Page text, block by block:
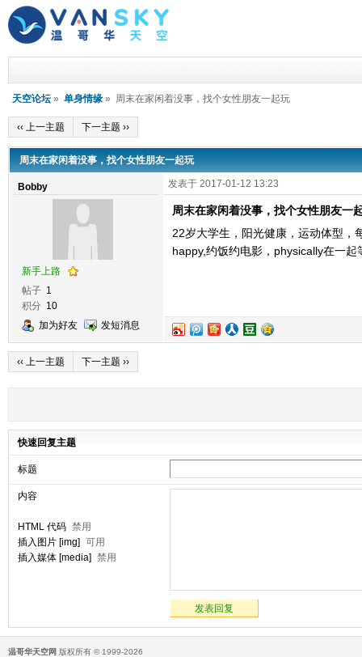
天空论坛 » 单身情缘 » 周末在家闲着没事，找个女性朋友一起玩
‹‹ 上一主题 下一主题 ››
周末在家闲着没事，找个女性朋友一起玩
Bobby
新手上路
帖子 1
积分 10
加为好友
发短消息
发表于 2017-01-12 13:23
周末在家闲着没事，找个女性朋友一
22岁大学生，阳光健康，运动体型，
happy,约饭约电影，physically在一
‹‹ 上一主题 下一主题 ››
快速回复主题
标题
内容
HTML 代码 禁用
插入图片 [img] 可用
插入媒体 [media] 禁用
发表回复
温哥华天空网 版权所有 © 1999-2026